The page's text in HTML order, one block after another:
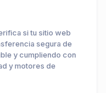
si tu sitio web
segura de
y cumpliendo con
y motores de